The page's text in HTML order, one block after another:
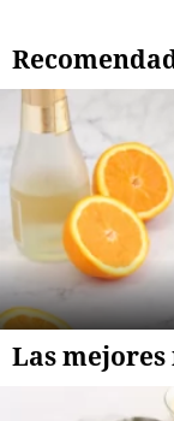
Las mejores